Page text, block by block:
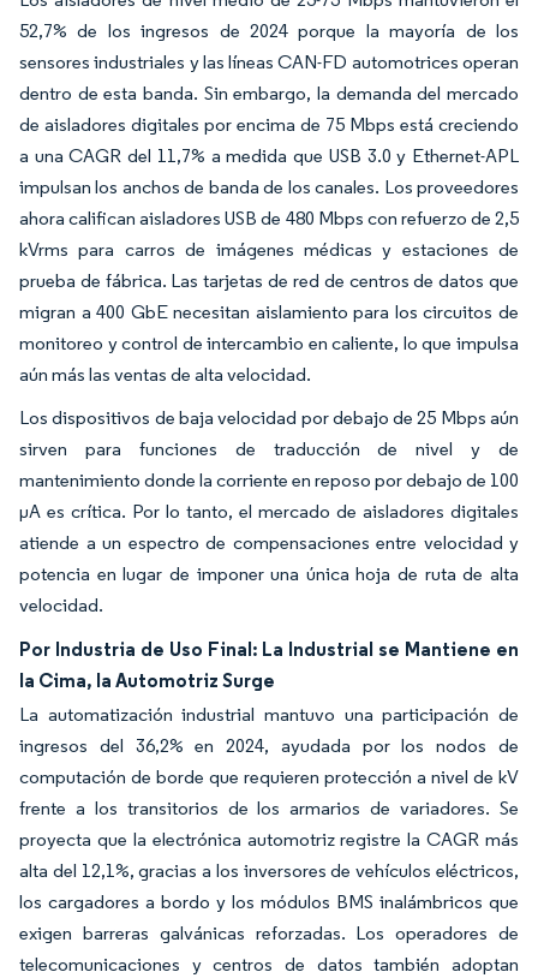
52,7% de los ingresos de 2024 porque la mayoría de los
sensores industriales y las líneas CAN-FD automotrices operan
dentro de esta banda. Sin embargo, la demanda del mercado
de aisladores digitales por encima de 75 Mbps está creciendo
a una CAGR del 11,7% a medida que USB 3.0 y Ethernet-APL
impulsan los anchos de banda de los canales. Los proveedores
ahora califican aisladores USB de 480 Mbps con refuerzo de 2,5
kVrms para carros de imágenes médicas y estaciones de
prueba de fábrica. Las tarjetas de red de centros de datos que
migran a 400 GbE necesitan aislamiento para los circuitos de
monitoreo y control de intercambio en caliente, lo que impulsa
aún más las ventas de alta velocidad.
Los dispositivos de baja velocidad por debajo de 25 Mbps aún
sirven para funciones de traducción de nivel y de
mantenimiento donde la corriente en reposo por debajo de 100
µA es crítica. Por lo tanto, el mercado de aisladores digitales
atiende a un espectro de compensaciones entre velocidad y
potencia en lugar de imponer una única hoja de ruta de alta
velocidad.
Por Industria de Uso Final: La Industrial se Mantiene en
la Cima, la Automotriz Surge
La automatización industrial mantuvo una participación de
ingresos del 36,2% en 2024, ayudada por los nodos de
computación de borde que requieren protección a nivel de kV
frente a los transitorios de los armarios de variadores. Se
proyecta que la electrónica automotriz registre la CAGR más
alta del 12,1%, gracias a los inversores de vehículos eléctricos,
los cargadores a bordo y los módulos BMS inalámbricos que
exigen barreras galvánicas reforzadas. Los operadores de
telecomunicaciones y centros de datos también adoptan